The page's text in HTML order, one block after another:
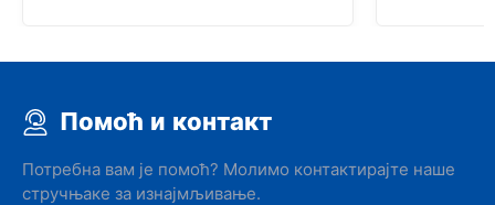
Помоћ и контакт
Потребна вам је помоћ? Молимо контактирајте наше
стручњаке за изнајмљивање.